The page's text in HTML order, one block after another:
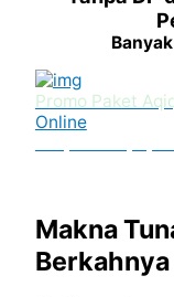
Promo Paket
Online
Makna
Berkahnya